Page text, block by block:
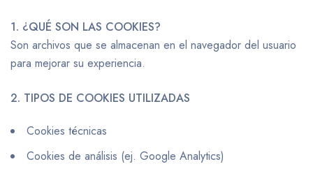
1. ¿QUÉ SON LAS COOKIES?
Son archivos que se almacenan en el navegador del usuario
para mejorar su experiencia.
2. TIPOS DE COOKIES UTILIZADAS
Cookies técnicas
Cookies de análisis (ej. Google Analytics)